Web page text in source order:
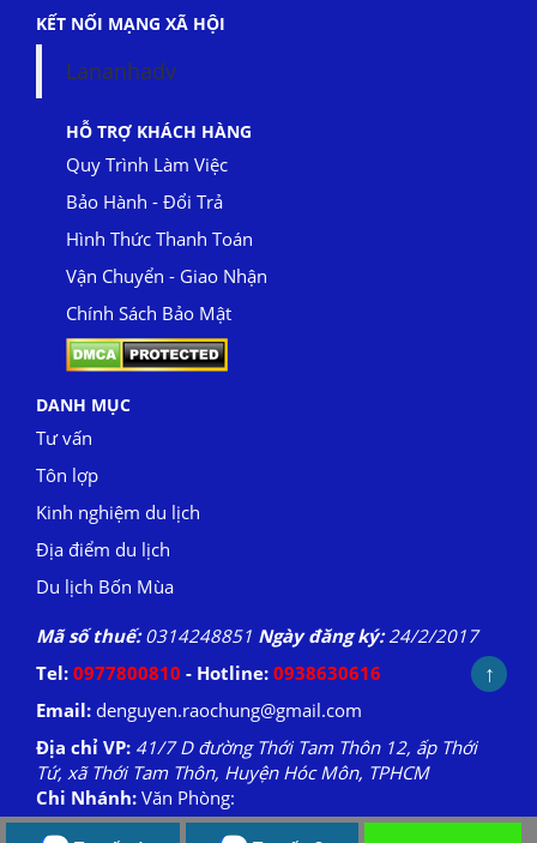
KẾT NỐI MẠNG XÃ HỘI
Lananhadv
HỖ TRỢ KHÁCH HÀNG
Quy Trình Làm Việc
Bảo Hành - Đổi Trả
Hình Thức Thanh Toán
Vận Chuyển - Giao Nhận
Chính Sách Bảo Mật
DANH MỤC
Tư vấn
Tôn lợp
Kinh nghiệm du lịch
Địa điểm du lịch
Du lịch Bốn Mùa
Mã số thuế:0314248851 Ngày đăng ký:24/2/2017
Tel: 0977800810 - Hotline: 0938630616
Email: denguyen.raochung@gmail.com
Địa chỉ VP: 41/7 D đường Thới Tam Thôn 12, ấp Thới
Tứ, xã Thới Tam Thôn, Huyện Hóc Môn, TPHCM
Chi Nhánh: Văn Phòng:
↑